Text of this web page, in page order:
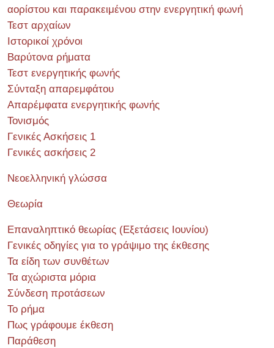
αορίστου και παρακειμένου στην ενεργητική φωνή
Τεστ αρχαίων
Ιστορικοί χρόνοι
Βαρύτονα ρήματα
Τεστ ενεργητικής φωνής
Σύνταξη απαρεμφάτου
Απαρέμφατα ενεργητικής φωνής
Τονισμός
Γενικές Ασκήσεις 1
Γενικές ασκήσεις 2
Νεοελληνική γλώσσα
Θεωρία
Επαναληπτικό θεωρίας (Εξετάσεις Ιουνίου)
Γενικές οδηγίες για το γράψιμο της έκθεσης
Τα είδη των συνθέτων
Τα αχώριστα μόρια
Σύνδεση προτάσεων
Το ρήμα
Πως γράφουμε έκθεση
Παράθεση